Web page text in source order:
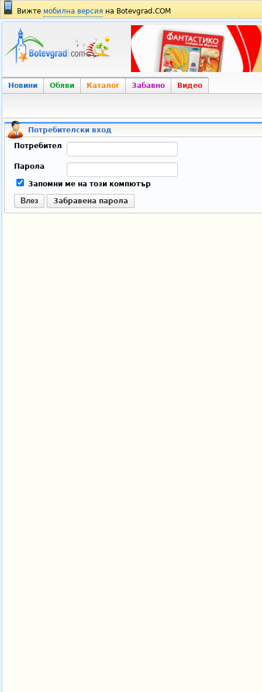
Вижте мобилна версия на Botevgrad.COM
Новини Обяви Каталог Забавно Видео
Потребителски вход
Потребител
Парола
Запомни ме на този компютър
Влез Забравена парола